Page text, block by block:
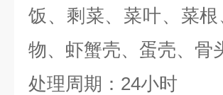
饭、剩菜、菜叶、菜
物、虾蟹壳、蛋壳、骨
处理周期：24小时